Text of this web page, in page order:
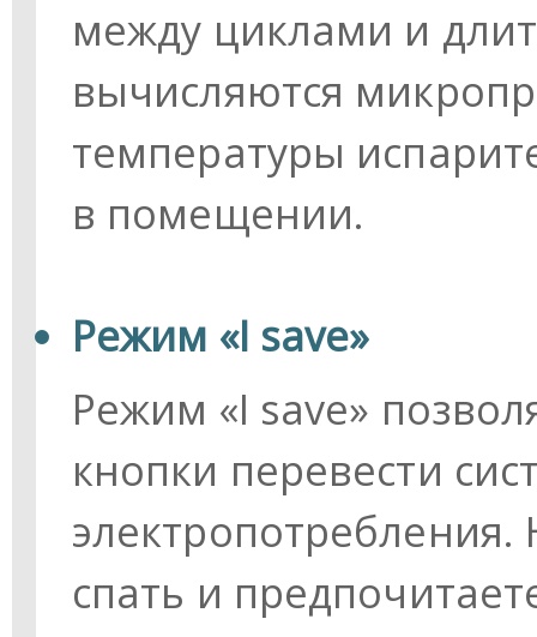
между циклами и
вычисляются
температуры
в помещении.
Режим «I save»
Режим «I save»
кнопки перевести
спать и